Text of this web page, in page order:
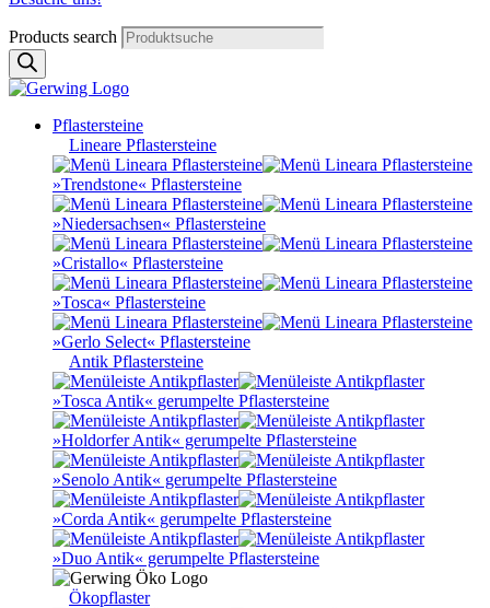
Products search
Pflastersteine
Lineare Pflastersteine
»Trendstone« Pflastersteine
»Niedersachsen« Pflastersteine
»Cristallo« Pflastersteine
»Tosca« Pflastersteine
»Gerlo Select« Pflastersteine
Antik Pflastersteine
»Tosca Antik« gerumpelte Pflastersteine
»Holdorfer Antik« gerumpelte Pflastersteine
»Senolo Antik« gerumpelte Pflastersteine
»Corda Antik« gerumpelte Pflastersteine
»Duo Antik« gerumpelte Pflastersteine
Ökopflaster